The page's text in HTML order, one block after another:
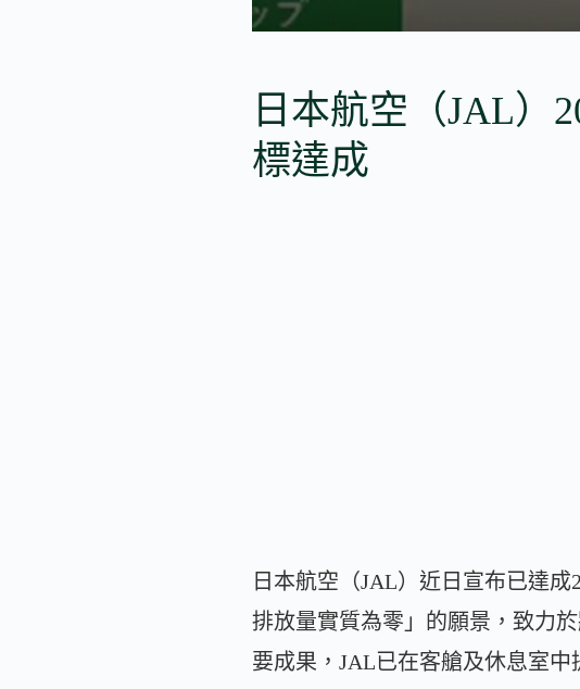
日本航空（JAL）
標達成
日本航空（JAL）近日宣布已達
排放量實質為零」的願景，致力
要成果，JAL已在客艙及休息室